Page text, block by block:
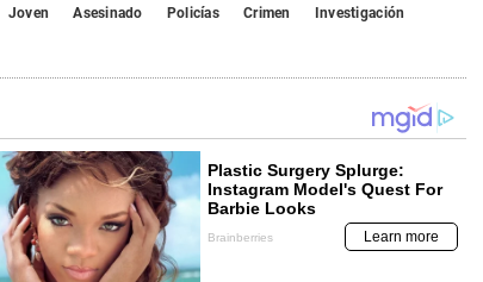
Joven Asesinado Policías Crimen Investigación